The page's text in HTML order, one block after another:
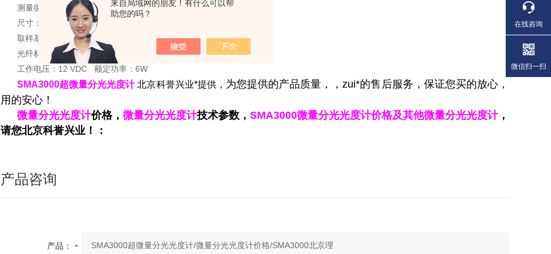
来自局域网的朋友！有什么可以帮
助您的吗？
测量循环时间：约5秒
尺寸：20 cm X 15 cm x 12 cm
取样基架材料构成：303不锈钢
光纤材料：石英
工作电压：12 VDC
额定功率：6W
SMA3000超微量分光光度计北京科誉兴业*提供， 为您提供的产品质量，，zui*的售后服务，保证您买的放心，
用的安心！
微量分光光度计价格， 微量分光光度计技术参数， SMA3000微量分光光度计价格及其他微量分光光度计，
请您北京科誉兴业！：
产品咨询
产品：
在线咨询
微信扫一扫